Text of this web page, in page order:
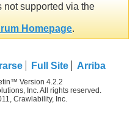
not supported via the
Homepage.
Full Site Arriba
Version 4.2.2
Inc. All rights reserved.
Crawlability, Inc.